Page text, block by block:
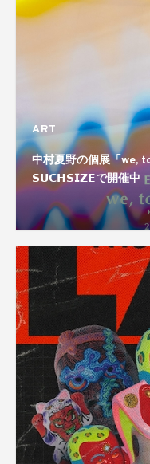
ART
中村夏野の個展「we,
𝗦𝗨𝗖𝗛𝗦𝗜𝗭𝗘で開催中